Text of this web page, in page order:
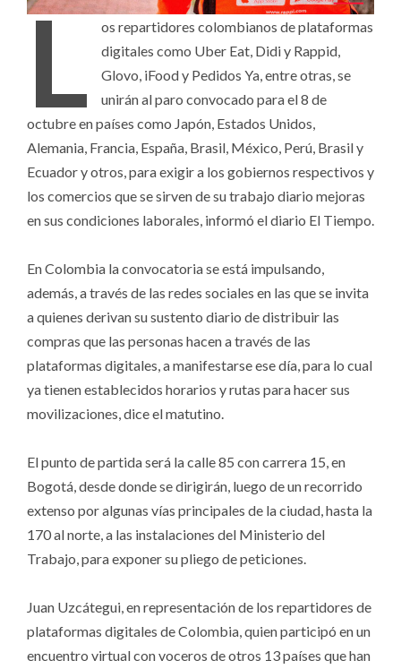
L
os repartidores colombianos de plataformas
digitales como Uber Eat, Didi y Rappid,
Glovo, iFood y Pedidos Ya, entre otras, se
unirán al paro convocado para el 8 de
octubre en países como Japón, Estados Unidos,
Alemania, Francia, España, Brasil, México, Perú, Brasil y
Ecuador y otros, para exigir a los gobiernos respectivos y
los comercios que se sirven de su trabajo diario mejoras
en sus condiciones laborales, informó el diario El Tiempo.
En Colombia la convocatoria se está impulsando,
además, a través de las redes sociales en las que se invita
a quienes derivan su sustento diario de distribuir las
compras que las personas hacen a través de las
plataformas digitales, a manifestarse ese día, para lo cual
ya tienen establecidos horarios y rutas para hacer sus
movilizaciones, dice el matutino.
El punto de partida será la calle 85 con carrera 15, en
Bogotá, desde donde se dirigirán, luego de un recorrido
extenso por algunas vías principales de la ciudad, hasta la
170 al norte, a las instalaciones del Ministerio del
Trabajo, para exponer su pliego de peticiones.
Juan Uzcátegui, en representación de los repartidores de
plataformas digitales de Colombia, quien participó en un
encuentro virtual con voceros de otros 13 países que han